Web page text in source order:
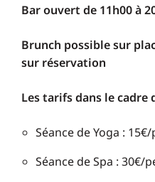
Bar ouvert de 11h00 à
Brunch possible sur
sur réservation
Les tarifs dans le cadre
Séance de Yoga :
Séance de Spa : 30€/